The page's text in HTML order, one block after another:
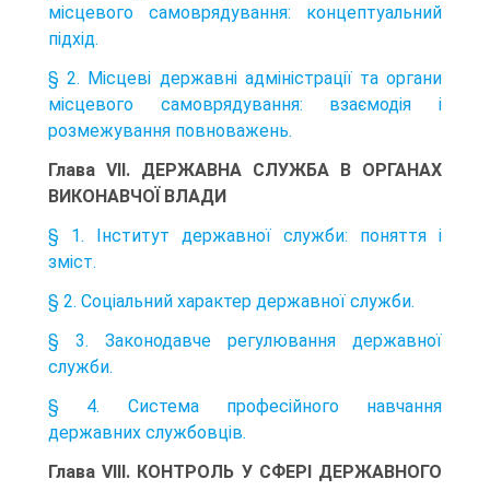
місцевого самоврядування: концептуальний
підхід.
§ 2. Місцеві державні адміністрації та органи
місцевого самоврядування: взаємодія і
розмежування повноважень.
Глава VII. ДЕРЖАВНА СЛУЖБА В ОРГАНАХ
ВИКОНАВЧОЇ ВЛАДИ
§ 1. Інститут державної служби: поняття і
зміст.
§ 2. Соціальний характер державної служби.
§ 3. Законодавче регулювання державної
служби.
§ 4. Система професійного навчання
державних службовців.
Глава VIII. КОНТРОЛЬ У СФЕРІ ДЕРЖАВНОГО